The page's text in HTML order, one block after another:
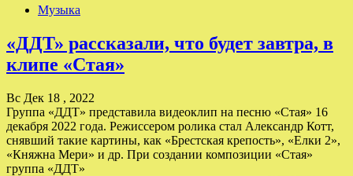
Музыка
«ДДТ» рассказали, что будет завтра, в
клипе «Стая»
Вс Дек 18 , 2022
Группа «ДДТ» представила видеоклип на песню «Стая» 16
декабря 2022 года. Режиссером ролика стал Александр Котт,
снявший такие картины, как «Брестская крепость», «Елки 2»,
«Княжна Мери» и др. При создании композиции «Стая»
группа «ДДТ»